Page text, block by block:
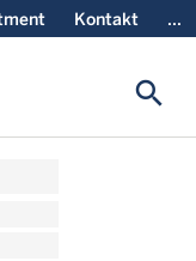
Kontakt ...
search